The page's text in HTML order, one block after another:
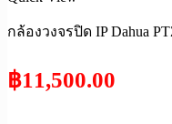
กล้องวงจรปิด IP Dahua
฿11,500.00